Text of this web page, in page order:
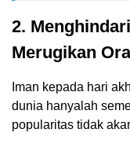
2.
Merugikan
Iman kepada hari
dunia hanyalah
popularitas tidak